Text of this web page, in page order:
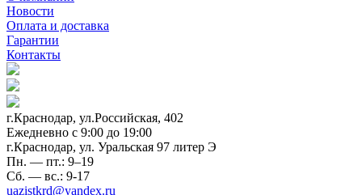
Новости
Оплата и доставка
Гарантии
Контакты
г.Краснодар, ул.Российская, 402
Ежедневно c 9:00 до 19:00
г.Краснодар, ул. Уральская 97 литер Э
Пн. — пт.: 9–19
Сб. — вс.: 9-17
uazistkrd@yandex.ru